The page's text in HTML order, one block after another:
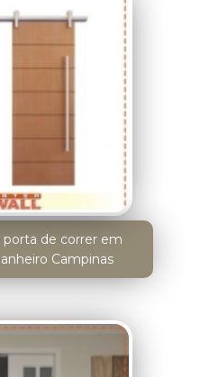
de correr em
Campinas